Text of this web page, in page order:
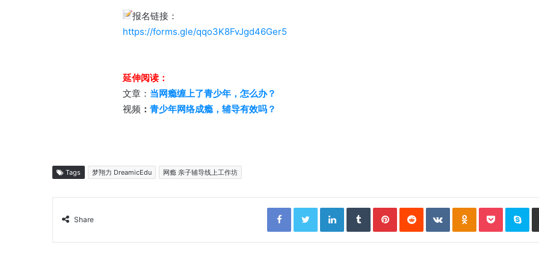
报名链接：
https://forms.gle/qqo3K8FvJgd46Ger5
延伸阅读：
文章： 当网瘾缠上了青少年，怎么办？
视频 ： 青少年网络成瘾，辅导有效吗？
Tags 梦翔力 DreamicEdu 网瘾 亲子辅导线上工作坊
Share
FacebookTwitterLinkedInTumblrPinterestReddit VKontakteOdnoklassniki
Pocket